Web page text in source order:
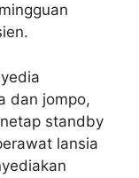
dan jompo,
standby
lansia